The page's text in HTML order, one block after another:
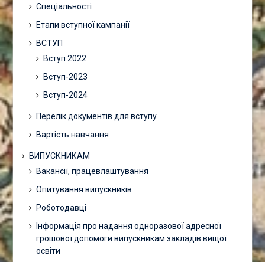
Спеціальності
Етапи вступної кампанії
ВСТУП
Вступ 2022
Вступ-2023
Вступ-2024
Перелік документів для вступу
Вартість навчання
ВИПУСКНИКАМ
Вакансії, працевлаштування
Опитування випускників
Роботодавці
Інформація про надання одноразової адресної
грошової допомоги випускникам закладів вищої
освіти